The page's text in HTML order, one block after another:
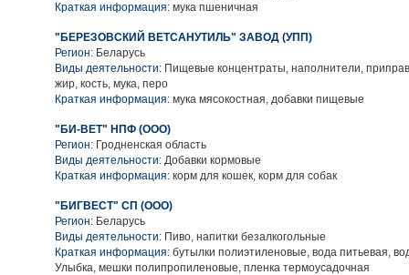
Краткая информация: мука пшеничная
"БЕРЕЗОВСКИЙ ВЕТСАНУТИЛЬ" ЗАВОД (УПП)
Регион: Беларусь
Виды деятельности: Пищевые концентраты, наполнители,
жир, кость, мука, перо
Краткая информация: мука мясокостная, добавки пищевые
"БИ-ВЕТ" НПФ (ООО)
Регион: Гродненская область
Виды деятельности: Добавки кормовые
Краткая информация: корм для кошек, корм для собак
"БИГВЕСТ" СП (ООО)
Регион: Беларусь
Виды деятельности: Пиво, напитки безалкогольные
Краткая информация: бутылки полиэтиленовые, вода питьевая,
Улыбка, мешки полипропиленовые, пленка термоусадочная